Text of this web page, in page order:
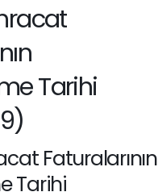
Tarihi
Faturalarının
Tarihi